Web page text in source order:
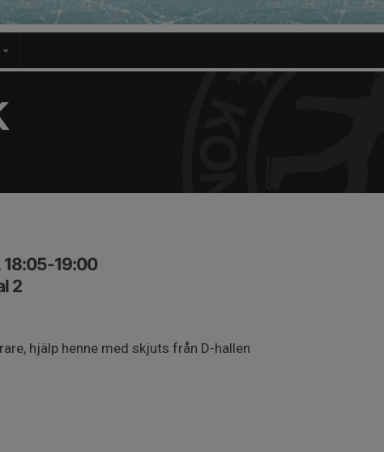
18:05-19:00
2
hjälp henne med skjuts från D-hallen